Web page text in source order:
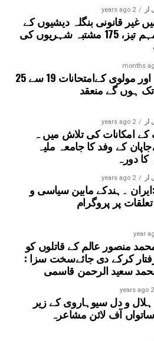
آر 2 years ago
غیر قانونی بنگلہ دیشیوں کے
خلاف مہم تیز، 175 مشتبہ شہریوں کی
فوقانیہ اور مولوی کےامتحانات 19 سے 25
ہوں گے منعقد
آر 2 years ago
کے امکانات کی تلاش میں ہ
کے وفد کا جامعہ ملیہ
کا دورہ
آر 2 years ago
۔ہندکے مابین سیاسی و
پر پروگرام
منصور عالم کے قاتلوں کو
کرکے دی جائےسخت سزا :
سعید الرحمن قاسمی
2 years ago
ہلال و دل سیوہاروی کے زیر
ساتواں آف لائن مشاعرہ